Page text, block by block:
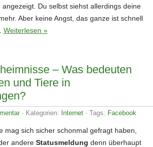
Du selbst siehst allerdings deine
Aber keine Angst, das ganze ist schnell
Weiterlesen »
– Was bedeuten
und Tiere in
· Kategorien: Internet · Tags: Facebook
mag sich sicher schonmal gefragt haben,
andere Statusmeldung denn überhaupt